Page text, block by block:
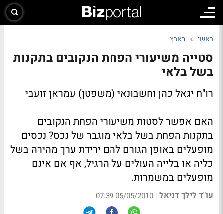
ראשי בארץ
סטייה משיעורי הפחת הנקובים בתקנות
בשל בלאי
רו"ח יגאל כהן וחשבונאי (משפטן) עמראן זועבי
האם אפשר לסטות משיעורי הפחת הנקובים
בתקנות הפחת בשל בלאי מוגבר של נכס? נכסים
מופעלים באופן הגורם להם ירידת ערך מהירה בשל
כליה או בלייה העולים על הרגיל, אף אם אינם
מופעלים במשמרות.
עו"ד לילך דניאל |
05/05/2010 07:39